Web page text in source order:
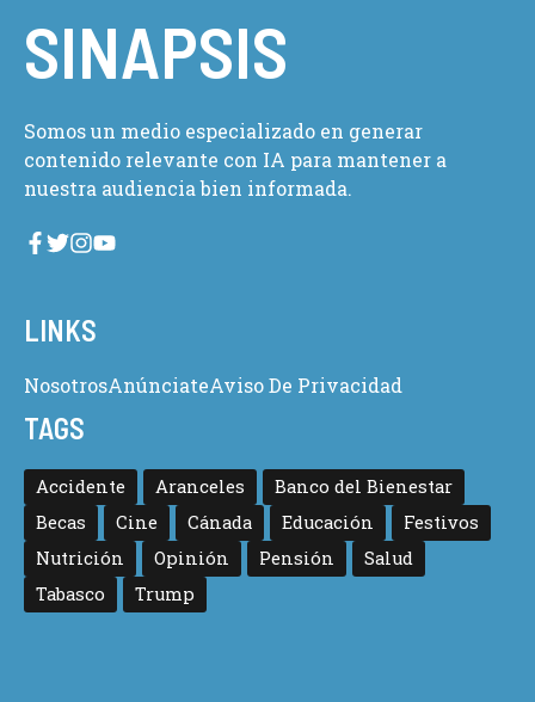
SINAPSIS
Somos un medio especializado en generar
contenido relevante con IA para mantener a
nuestra audiencia bien informada.
LINKS
NosotrosAnúnciateAviso De Privacidad
TAGS
Accidente Aranceles
Banco del Bienestar
Becas
Cine Cánada Educación
Festivos
Nutrición
Opinión Pensión
Salud
Tabasco
Trump